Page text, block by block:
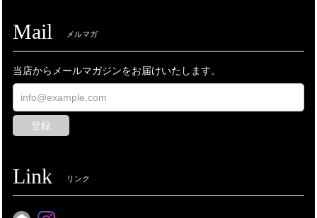
Mail メルマガ
当店からメールマガジンをお届けいたします。
登録
Link リンク